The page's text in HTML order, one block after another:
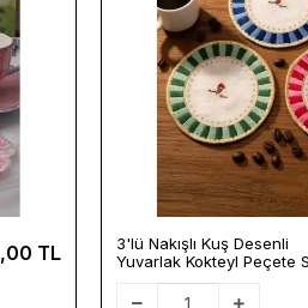
TL
3'lü Nakışlı Kuş Desenli
Yuvarlak Kokteyl Peçete
Pip Studio Uyumlu Mavi-
Kırmızı-Yeşil Sunum